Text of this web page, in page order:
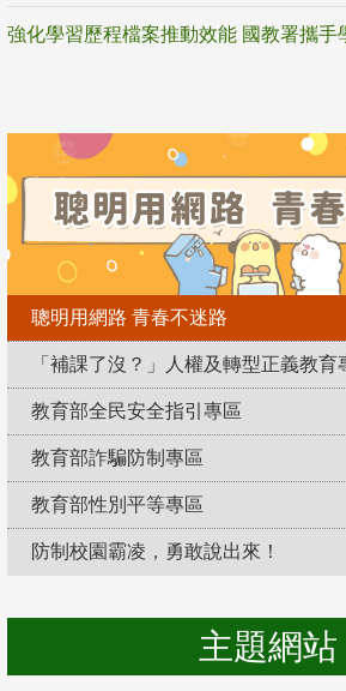
聰明用網路 青春不迷路
「補課了沒？」人權及轉型正義教育
教育部全民安全指引專區
教育部詐騙防制專區
教育部性別平等專區
防制校園霸凌，勇敢說出來！
主題網站